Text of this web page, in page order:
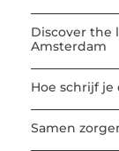
Discover the
Amsterdam
Hoe schrijf
Samen